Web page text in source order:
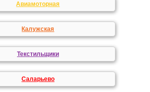
Авиамоторная
Калужская
Текстильщики
Саларьево